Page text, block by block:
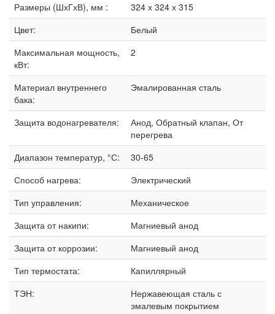
Размеры (ШхГхВ), мм :
324 х 324 х 315
Цвет:
Белый
Максимальная мощность,
кВт:
2
Материал внутреннего
бака:
Эмалированная сталь
Защита водонагревателя:
Анод, Обратный клапан, От
перегрева
Диапазон температур, °С:
30-65
Способ нагрева:
Электрический
Тип управления:
Механическое
Защита от накипи:
Магниевый анод
Защита от коррозии:
Магниевый анод
Тип термостата:
Капиллярный
ТЭН:
Нержавеющая сталь с
эмалевым покрытием